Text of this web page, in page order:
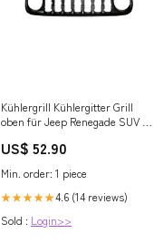
Kühlergrill Kühlergitter Grill
oben für Jeep Renegade SUV BU
US$ 52.90
Min. order: 1 piece
★★★★★4.6 (14 reviews)
Sold : Login>>